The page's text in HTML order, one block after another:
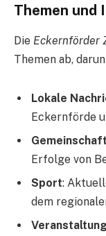
Themen und
Die Eckernförder
Themen ab,
Lokale
Eckernförde
Erfolge von
Sport:
dem